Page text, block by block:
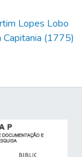
Lopes Lobo
Capitania (1775)